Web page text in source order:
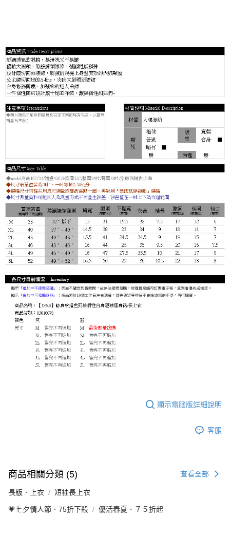
顯示電腦版詳細說明
客服
商品相關分類 (5) 查看全部
長版．上衣 短袖長上衣
💗七夕情人節．75折下殺 優活春夏．７５折起